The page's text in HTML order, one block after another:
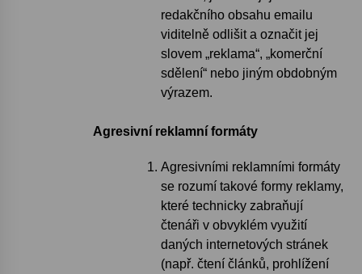
redakčního obsahu emailu
viditelně odlišit a označit jej
slovem „reklama“, „komerční
sdělení“ nebo jiným obdobným
výrazem.
Agresivní reklamní formáty
Agresivními reklamními formáty
se rozumí takové formy reklamy,
které technicky zabraňují
čtenáři v obvyklém využití
daných internetových stránek
(např. čtení článků, prohlížení